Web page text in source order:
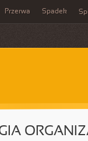
Przerwa Spadek